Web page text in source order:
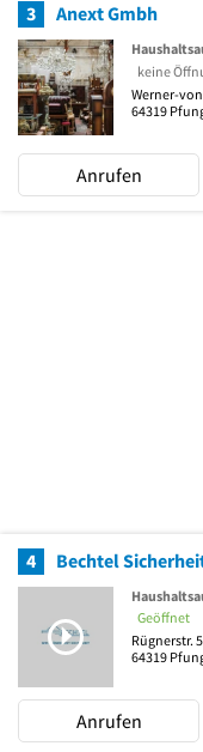
3 Anext Gmbh
keine
Werner-
64319
Anrufen
4 Bechtel
Geöffnet
Rügnerstr.
64319
Anrufen